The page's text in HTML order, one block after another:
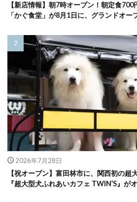
【新店情報】朝7時オープン！朝定食
「かぐ食堂」が8月1日に、グランドオ
2026年7月28日
【祝オープン】富田林市に、関西初の超
『超大型犬ふれあいカフェ TWIN’S』が